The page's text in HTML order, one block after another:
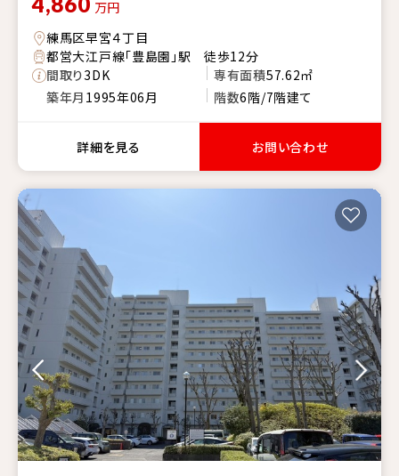
万円
練馬区早宮４丁目
都営大江戸線「豊島園」駅 徒歩12分
間取り3DK 専有面積57.62㎡
築年月 1995年06月 階数6階/7階建て
詳細を見る お問い合わせ